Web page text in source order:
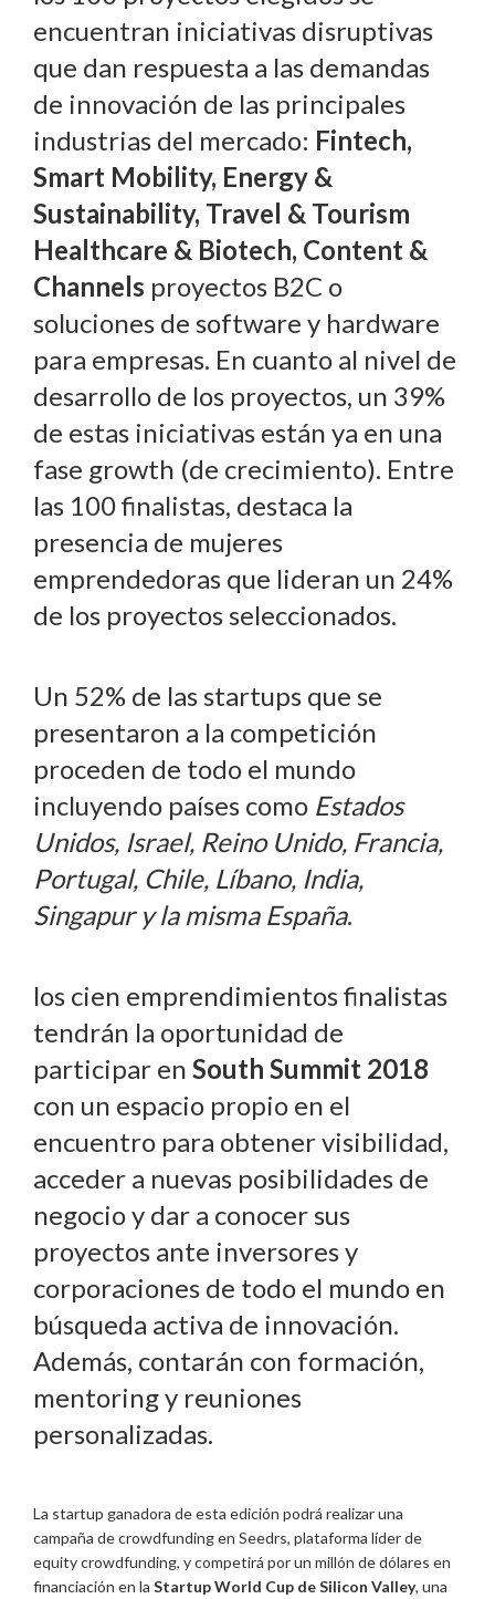
encuentran iniciativas disruptivas
que dan respuesta a las demandas
de innovación de las principales
industrias del mercado: Fintech,
Smart Mobility, Energy &
Sustainability, Travel & Tourism
Healthcare & Biotech, Content &
Channels proyectos B2C o
soluciones de software y hardware
para empresas. En cuanto al nivel de
desarrollo de los proyectos, un 39%
de estas iniciativas están ya en una
fase growth (de crecimiento). Entre
las 100 finalistas, destaca la
presencia de mujeres
emprendedoras que lideran un 24%
de los proyectos seleccionados.
Un 52% de las startups que se
presentaron a la competición
proceden de todo el mundo
incluyendo países como Estados
Unidos, Israel, Reino Unido, Francia,
Portugal, Chile, Líbano, India,
Singapur y la misma España.
los cien emprendimientos finalistas
tendrán la oportunidad de
participar en South Summit 2018
con un espacio propio en el
encuentro para obtener visibilidad,
acceder a nuevas posibilidades de
negocio y dar a conocer sus
proyectos ante inversores y
corporaciones de todo el mundo en
búsqueda activa de innovación.
Además, contarán con formación,
mentoring y reuniones
personalizadas.
La startup ganadora de esta edición podrá realizar una
campaña de crowdfunding en Seedrs, plataforma líder de
equity crowdfunding, y competirá por un millón de dólares en
financiación en la Startup World Cup de Silicon Valley, una